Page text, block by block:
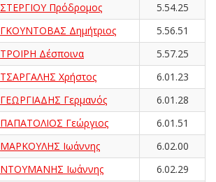
ΣΤΕΡΓΙΟΥ Πρόδρομος
5.54.25
ΓΚΟΥΝΤΟΒΑΣ Δημήτριος
5.56.51
ΤΡΟΪΡΗ Δέσποινα
5.57.25
ΤΣΑΡΓΑΛΗΣ Χρήστος
6.01.23
ΓΕΩΡΓΙΑΔΗΣ Γερμανός
6.01.28
ΠΑΠΑΤΟΛΙΟΣ Γεώργιος
6.01.51
ΜΑΡΚΟΥΛΗΣ Ιωάννης
6.02.00
ΝΤΟΥΜΑΝΗΣ Ιωάννης
6.02.29